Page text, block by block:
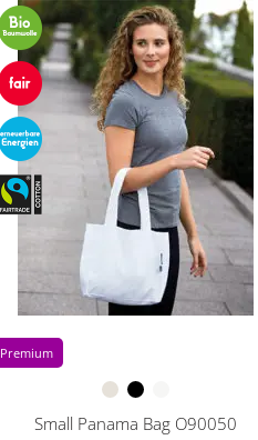
Premium
Small Panama Bag O90050